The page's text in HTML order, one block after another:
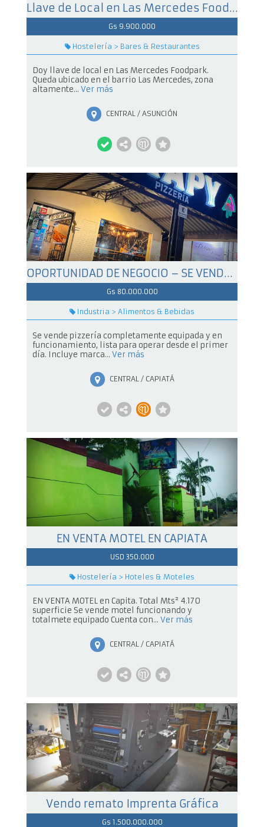
Llave de Local en Las Mercedes Foodpark
Gs 9.900.000
Hostelería > Bares & Restaurantes
Doy llave de local en Las Mercedes Foodpark.
Queda ubicado en el barrio Las Mercedes, zona
altamente... Ver más
CENTRAL / ASUNCIÓN
OPORTUNIDAD DE NEGOCIO – SE VENDE PIZZERIA FUNCIONANDO
Gs 80.000.000
Industria > Alimentos & Bebidas
Se vende pizzería completamente equipada y en
funcionamiento, lista para operar desde el primer
día. Incluye marca... Ver más
CENTRAL / CAPIATÁ
EN VENTA MOTEL EN CAPIATA
USD 350.000
Hostelería > Hoteles & Moteles
EN VENTA MOTEL en Capita. Total Mts² 4.170
superficie Se vende motel funcionando y
totalmete equipado Cuenta con... Ver más
CENTRAL / CAPIATÁ
Vendo remato Imprenta Gráfica
Gs 1.500.000.000